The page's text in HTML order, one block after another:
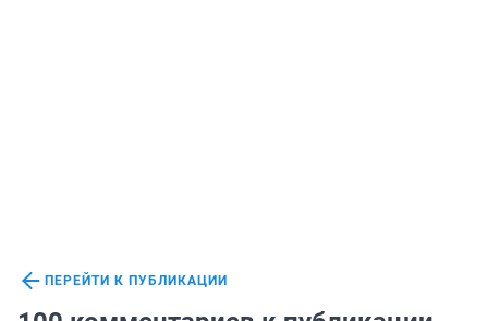
ПЕРЕЙТИ К ПУБЛИКАЦИИ